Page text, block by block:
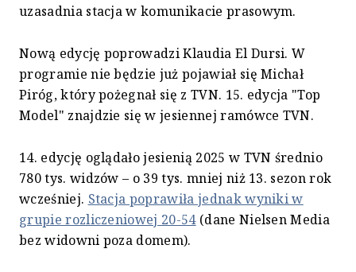
uzasadnia stacja w komunikacie prasowym.
Nową edycję poprowadzi Klaudia El Dursi. W
programie nie będzie już pojawiał się Michał
Piróg, który pożegnał się z TVN. 15. edycja "Top
Model" znajdzie się w jesiennej ramówce TVN.
14. edycję oglądało jesienią 2025 w TVN średnio
780 tys. widzów – o 39 tys. mniej niż 13. sezon rok
wcześniej. Stacja poprawiła jednak wyniki w
grupie rozliczeniowej 20-54(dane Nielsen Media
bez widowni poza domem).